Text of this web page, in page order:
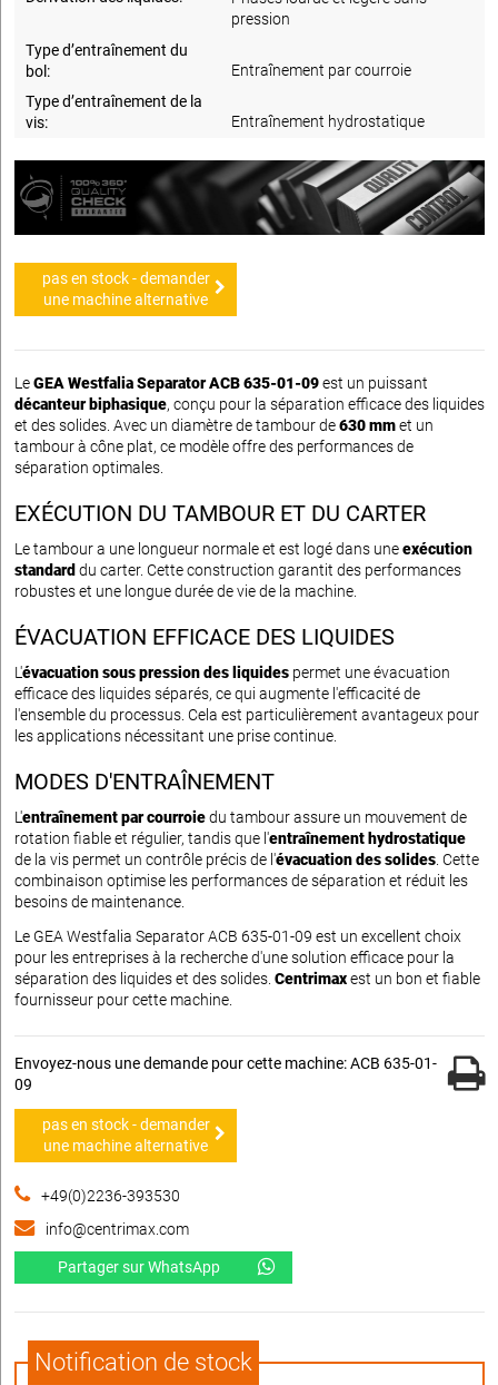
pression
Type d’entraînement du
bol:
Entraînement par courroie
Type d’entraînement de la
vis:
Entraînement hydrostatique
pas en stock - demander
une machine alternative
LeGEA Westfalia Separator ACB 635-01-09est un puissant
décanteur biphasique, conçu pour la séparation efficace des liquides
et des solides. Avec un diamètre de tambour de630 mmet un
tambour à cône plat, ce modèle offre des performances de
séparation optimales.
EXÉCUTION DU TAMBOUR ET DU CARTER
Le tambour a une longueur normale et est logé dans uneexécution
standard du carter. Cette construction garantit des performances
robustes et une longue durée de vie de la machine.
ÉVACUATION EFFICACE DES LIQUIDES
L'évacuation sous pression des liquides permet une évacuation
efficace des liquides séparés, ce qui augmente l'efficacité de
l'ensemble du processus. Cela est particulièrement avantageux pour
les applications nécessitant une prise continue.
MODES D'ENTRAÎNEMENT
L'entraînement par courroiedu tambour assure un mouvement de
rotation fiable et régulier, tandis que l'entraînement hydrostatique
de la vis permet un contrôle précis de l'évacuation des solides . Cette
combinaison optimise les performances de séparation et réduit les
besoins de maintenance.
Le GEA Westfalia Separator ACB 635-01-09 est un excellent choix
pour les entreprises à la recherche d'une solution efficace pour la
séparation des liquides et des solides. Centrimaxest un bon et fiable
fournisseur pour cette machine.
Envoyez-nous une demande pour cette machine: ACB 635-01-
09
pas en stock - demander
une machine alternative
+49(0)2236-393530
info@centrimax.com
Partager sur WhatsApp
Notification de stock